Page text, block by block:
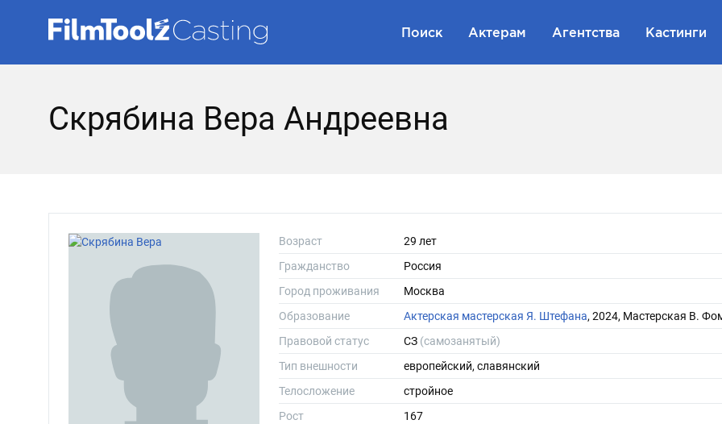
Поиск Актерам Агентства Кастинги
Скрябина Вера Андреевна
Возраст
29 лет
Гражданство
Россия
Город проживания
Москва
Образование
Актерская мастерская Я. Штефана, 2024, Мастерская В.
Правовой статус
СЗ (самозанятый)
Тип внешности
европейский, славянский
Телосложение
стройное
Рост
167